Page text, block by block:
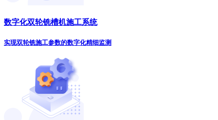
数字化双轮铣槽机施工系统
实现双轮铣施工参数的数字化精细监测